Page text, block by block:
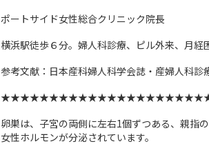
ポートサイド女性総合クリニック院長
横浜駅徒歩６分。婦人科診療、ピル外来、月経
参考文献：日本産科婦人科学会誌・産婦人科診
卵巣は、子宮の両側に左右1個ずつある、親指
女性ホルモンが分泌されています。